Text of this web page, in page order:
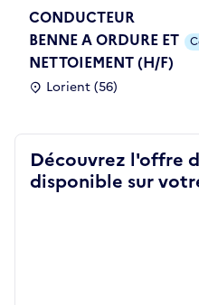
CONDUCTEUR
BENNE A ORDURE ET
NETTOIEMENT (H/F)
Lorient (56)
Découvrez l'offre
disponible sur